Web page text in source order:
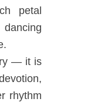
petal
— it is
rhythm